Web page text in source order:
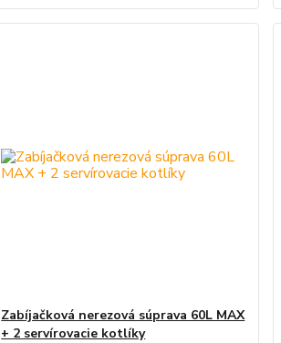
Zabíjačková nerezová súprava 60L MAX
+ 2 servírovacie kotlíky